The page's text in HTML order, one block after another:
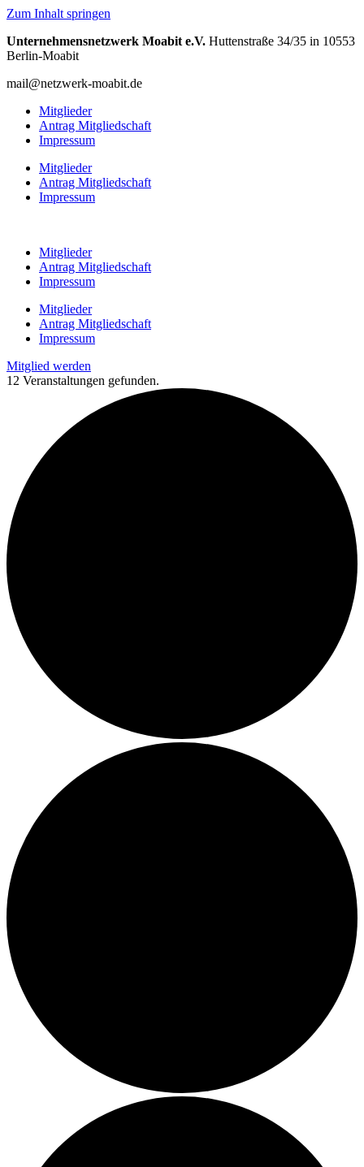
Zum Inhalt springen
Unternehmensnetzwerk Moabit e.V. Huttenstraße 34/35 in 10553
Berlin-Moabit
mail@netzwerk-moabit.de
Mitglieder
Antrag Mitgliedschaft
Impressum
Mitglieder
Antrag Mitgliedschaft
Impressum
Mitglieder
Antrag Mitgliedschaft
Impressum
Mitglieder
Antrag Mitgliedschaft
Impressum
Mitglied werden
12 Veranstaltungen gefunden.